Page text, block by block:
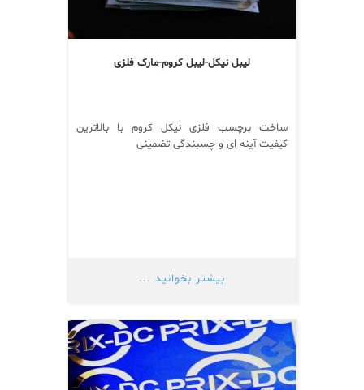
لیبل نیکل-لیبل کروم-مارک فلزی
ساخت برچسب فلزی نیکل کروم با بالاترین
کیفیت آینه ای و چسبندگی تضمینی
بیشتر بخوانید ...